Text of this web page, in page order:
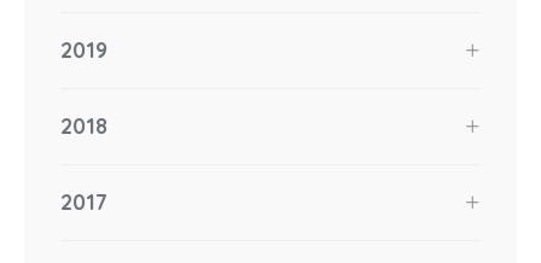
2019
2018
2017